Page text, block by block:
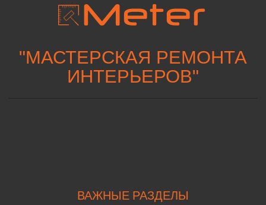
"МАСТЕРСКАЯ РЕМОНТА
ИНТЕРЬЕРОВ"
ВАЖНЫЕ РАЗДЕЛЫ